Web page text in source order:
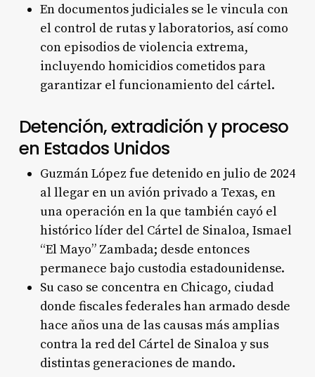
En documentos judiciales se le vincula con
el control de rutas y laboratorios, así como
con episodios de violencia extrema,
incluyendo homicidios cometidos para
garantizar el funcionamiento del cártel.
Detención, extradición y proceso
en Estados Unidos
Guzmán López fue detenido en julio de 2024
al llegar en un avión privado a Texas, en
una operación en la que también cayó el
histórico líder del Cártel de Sinaloa, Ismael
“El Mayo” Zambada; desde entonces
permanece bajo custodia estadounidense.
Su caso se concentra en Chicago, ciudad
donde fiscales federales han armado desde
hace años una de las causas más amplias
contra la red del Cártel de Sinaloa y sus
distintas generaciones de mando.